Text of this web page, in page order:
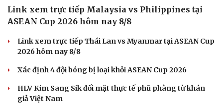
Link xem trực tiếp Malaysia vs Philippines tại
ASEAN Cup 2026 hôm nay 8/8
Link xem trực tiếp Thái Lan vs Myanmar tại ASEAN Cup
2026 hôm nay 8/8
Xác định 4 đội bóng bị loại khỏi ASEAN Cup 2026
HLV Kim Sang Sik đối mặt thực tế phũ phàng từ khán
giả Việt Nam